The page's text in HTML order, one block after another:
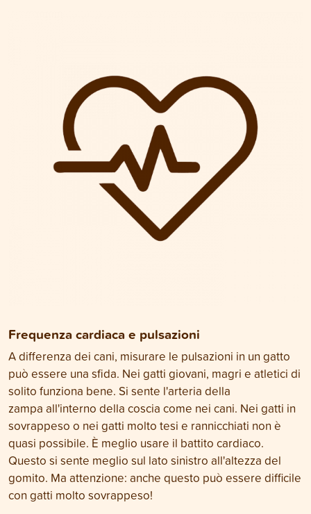
Frequenza cardiaca e pulsazioni
A differenza dei cani, misurare le pulsazioni in un gatto
può essere una sfida. Nei gatti giovani, magri e atletici di
solito funziona bene. Si sente l'arteria della
zampa all'interno della coscia come nei cani. Nei gatti in
sovrappeso o nei gatti molto tesi e rannicchiati non è
quasi possibile. È meglio usare il battito cardiaco.
Questo si sente meglio sul lato sinistro all'altezza del
gomito. Ma attenzione: anche questo può essere difficile
con gatti molto sovrappeso!